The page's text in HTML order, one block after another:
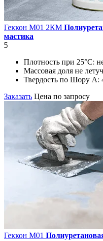
Геккон М01 2КМ
мастика
5
Плотность при 25°С:
Массовая доля не
Твердость по Шору А:
Заказать Цена по запросу
Геккон М01